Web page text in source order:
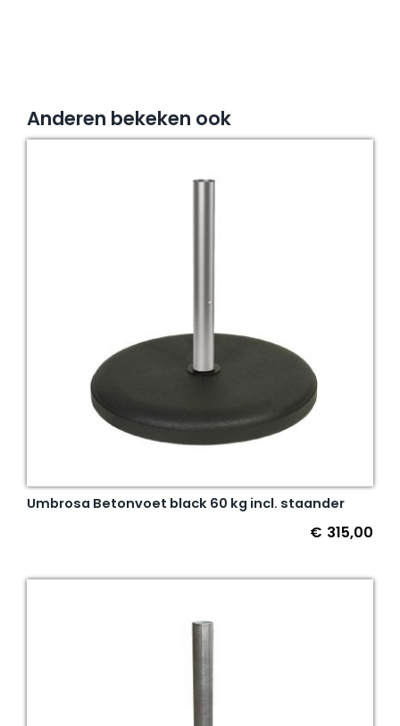
Anderen bekeken ook
Umbrosa Betonvoet black 60 kg incl. staander
€ 315,00